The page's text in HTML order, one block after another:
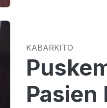
KABARKITO
Pasien